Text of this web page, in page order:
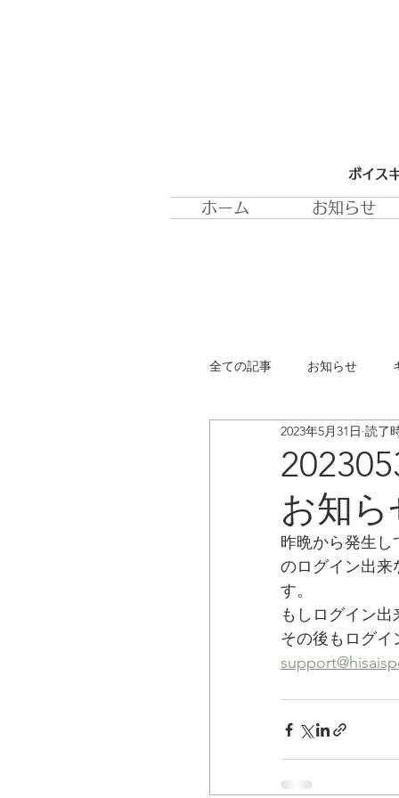
ボイス
ホーム お知らせ
全ての記事 お知らせ
ボイスキャディ/アップデ
お客様の声 コラム
お知ら
2023年5月31日 読了
昨晩から発生
のログイン出来
す。
もしログイン
その後もログ